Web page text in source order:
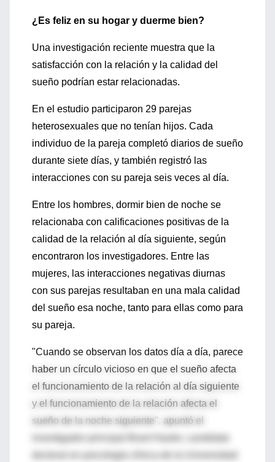
¿Es feliz en su hogar y duerme bien?
Una investigación reciente muestra que la
satisfacción con la relación y la calidad del
sueño podrían estar relacionadas.
En el estudio participaron 29 parejas
heterosexuales que no tenían hijos. Cada
individuo de la pareja completó diarios de sueño
durante siete días, y también registró las
interacciones con su pareja seis veces al día.
Entre los hombres, dormir bien de noche se
relacionaba con calificaciones positivas de la
calidad de la relación al día siguiente, según
encontraron los investigadores. Entre las
mujeres, las interacciones negativas diurnas
con sus parejas resultaban en una mala calidad
del sueño esa noche, tanto para ellas como para
su pareja.
"Cuando se observan los datos día a día, parece
haber un círculo vicioso en que el sueño afecta
el funcionamiento de la relación al día siguiente
y el funcionamiento de la relación afecta el
sueño de la noche siguiente", apuntó el
investigador principal Brant Hasler, candidato
doctoral en psicología clínica de la Universidad